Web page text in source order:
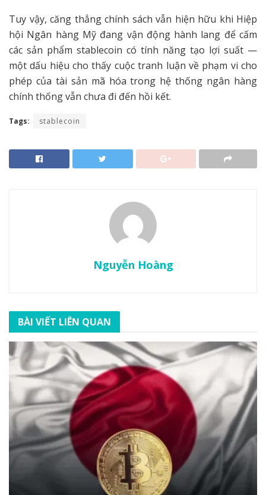
Tuy vậy, căng thẳng chính sách vẫn hiện hữu khi Hiệp
hội Ngân hàng Mỹ đang vận động hành lang để cấm
các sản phẩm stablecoin có tính năng tạo lợi suất —
một dấu hiệu cho thấy cuộc tranh luận về phạm vi cho
phép của tài sản mã hóa trong hệ thống ngân hàng
chính thống vẫn chưa đi đến hồi kết.
Tags: stablecoin
Nguyễn Hoàng
BÀI VIẾT LIÊN QUAN